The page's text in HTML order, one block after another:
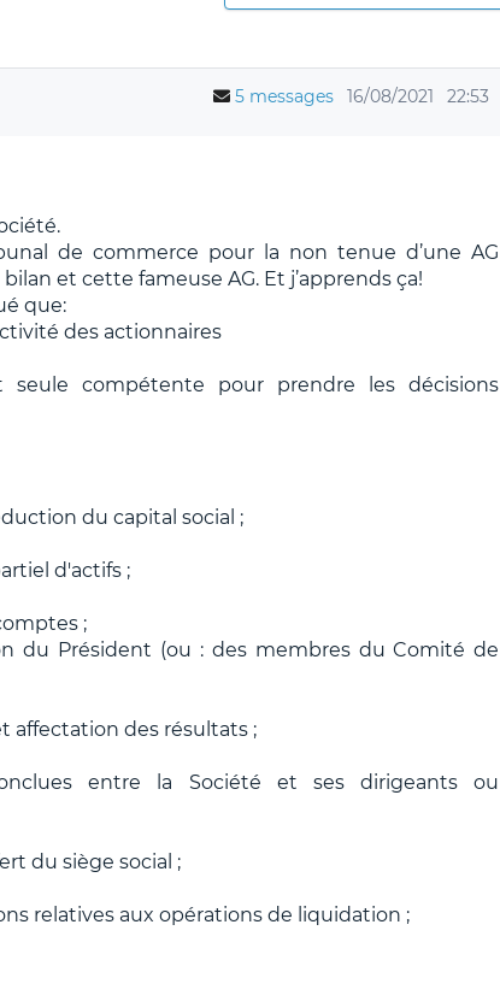
5 messages 16/08/2021 22:53
de commerce pour la non tenue d’une AG
bilan et cette fameuse AG. Et j’apprends ça!
que:
des actionnaires
seule compétente pour prendre les décisions
du capital social ;
d'actifs ;
;
du Président (ou : des membres du Comité de
affectation des résultats ;
entre la Société et ses dirigeants ou
du siège social ;
relatives aux opérations de liquidation ;